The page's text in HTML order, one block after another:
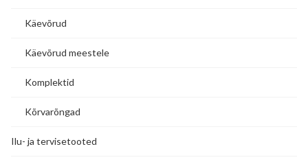
Käevõrud
Käevõrud meestele
Komplektid
Kõrvarõngad
Ilu- ja tervisetooted